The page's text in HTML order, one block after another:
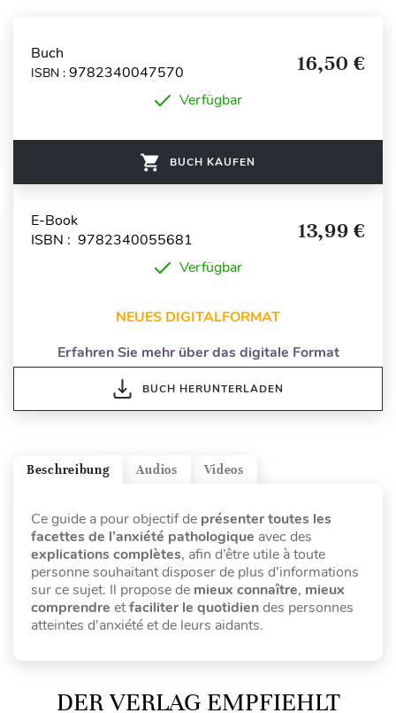
Buch
ISBN : 9782340047570 16,50 €
Verfügbar
BUCH KAUFEN
E-Book
ISBN : 9782340055681
13,99 €
Verfügbar
NEUES DIGITALFORMAT
Erfahren Sie mehr über das digitale Format
BUCH HERUNTERLADEN
Videos
Audios
Beschreibung
Ce guide a pour objectif de présenter toutes les
facettes de l’anxiété pathologique avec des
explications complètes, afin d’être utile à toute
personne souhaitant disposer de plus d’informations
sur ce sujet. Il propose de mieux connaître, mieux
comprendre etfaciliter le quotidiendes personnes
atteintes d’anxiété et de leurs aidants.
DER VERLAG EMPFIEHLT